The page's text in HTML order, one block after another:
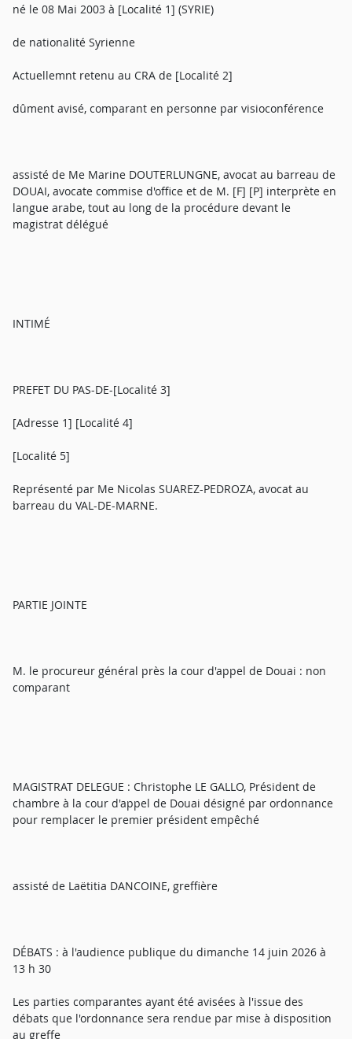
né le 08 Mai 2003 à [Localité 1] (SYRIE)
de nationalité Syrienne
Actuellemnt retenu au CRA de [Localité 2]
dûment avisé, comparant en personne par visioconférence
assisté de Me Marine DOUTERLUNGNE, avocat au barreau de
DOUAI, avocate commise d'office et de M. [F] [P] interprète en
langue arabe, tout au long de la procédure devant le
magistrat délégué
INTIMÉ
PREFET DU PAS-DE-[Localité 3]
[Adresse 1] [Localité 4]
[Localité 5]
Représenté par Me Nicolas SUAREZ-PEDROZA, avocat au
barreau du VAL-DE-MARNE.
PARTIE JOINTE
M. le procureur général près la cour d'appel de Douai : non
comparant
MAGISTRAT DELEGUE : Christophe LE GALLO, Président de
chambre à la cour d'appel de Douai désigné par ordonnance
pour remplacer le premier président empêché
assisté de Laëtitia DANCOINE, greffière
DÉBATS : à l'audience publique du dimanche 14 juin 2026 à
13 h 30
Les parties comparantes ayant été avisées à l'issue des
débats que l'ordonnance sera rendue par mise à disposition
au greffe